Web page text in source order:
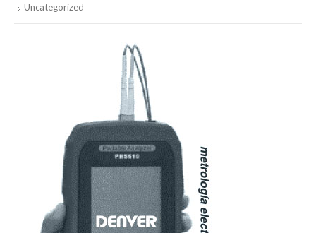
Uncategorized